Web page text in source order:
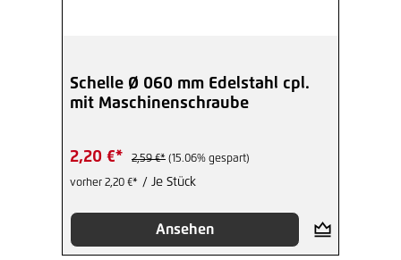
Schelle Ø 060 mm Edelstahl cpl.
mit Maschinenschraube
2,20 €* 2,59 €* (15.06% gespart)
vorher 2,20 €* / Je Stück
Ansehen